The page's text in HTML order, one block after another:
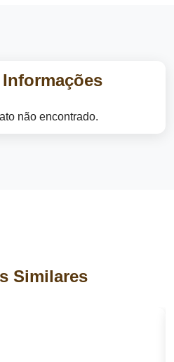
não encontrado.
Similares